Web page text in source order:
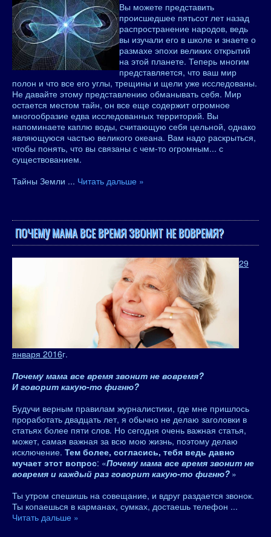
Вы можете представить
происшедшее пятьсот лет назад
распространение народов, ведь
вы изучали его в школе и знаете о
размахе эпохи великих открытий
на этой планете. Теперь многим
представляется, что ваш мир
полон и что все его углы, трещины и щели уже исследованы.
Не давайте этому представлению обманывать себя. Мир
остается местом тайн, он все еще содержит огромное
многообразие едва исследованных территорий. Вы
напоминаете каплю воды, считающую себя цельной, однако
являющуюся частью великого океана. Вам надо раскрыться,
чтобы понять, что вы связаны с чем-то огромным... с
существованием.
Тайны Земли ... Читать дальше »
ПОЧЕМУ МАМА ВСЕ ВРЕМЯ ЗВОНИТ НЕ ВОВРЕМЯ?
29
января 2016г.
Почему мама все время звонит не вовремя?
И говорит какую-то фигню?
Будучи верным правилам журналистики, где мне пришлось
проработать двадцать лет, я обычно не делаю заголовки в
статьях более пяти слов. Но сегодня очень важная статья,
может, самая важная за всю мою жизнь, поэтому делаю
исключение. Тем более, согласись, тебя ведь давно
мучает этот вопрос: «Почему мама все время звонит не
вовремя и каждый раз говорит какую-то фигню? »
Ты утром спешишь на совещание, и вдруг раздается звонок.
Ты копаешься в карманах, сумках, достаешь телефон ...
Читать дальше »